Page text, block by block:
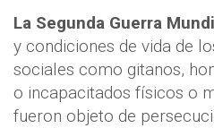
La Segunda Guerra
y condiciones de vida de
sociales como gitanos,
o incapacitados físicos o
fueron objeto de